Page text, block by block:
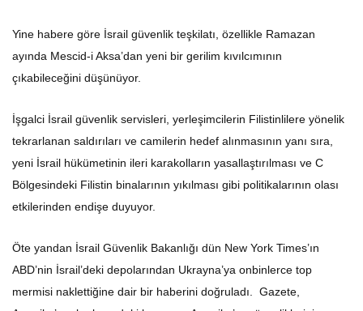
Yine habere göre İsrail güvenlik teşkilatı, özellikle Ramazan
ayında Mescid-i Aksa’dan yeni bir gerilim kıvılcımının
çıkabileceğini düşünüyor.
İşgalci İsrail güvenlik servisleri, yerleşimcilerin Filistinlilere yönelik
tekrarlanan saldırıları ve camilerin hedef alınmasının yanı sıra,
yeni İsrail hükümetinin ileri karakolların yasallaştırılması ve C
Bölgesindeki Filistin binalarının yıkılması gibi politikalarının olası
etkilerinden endişe duyuyor.
Öte yandan İsrail Güvenlik Bakanlığı dün New York Times’ın
ABD’nin İsrail’deki depolarından Ukrayna’ya onbinlerce top
mermisi naklettiğine dair bir haberini doğruladı. Gazete,